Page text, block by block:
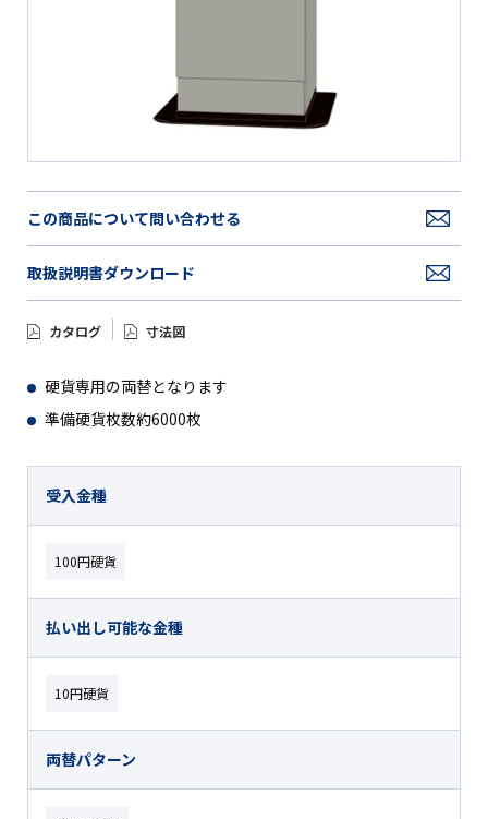
この商品について問い合わせる
取扱説明書ダウンロード
カタログ 寸法図
硬貨専用の両替となります
準備硬貨枚数約6000枚
受入金種
100円硬貨
払い出し可能な金種
10円硬貨
両替パターン